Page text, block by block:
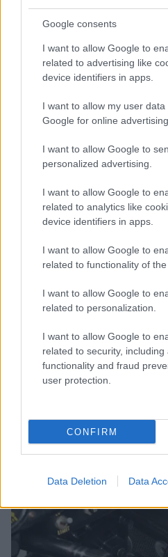
Google consents
I want to allow Google to
related to advertising like
device identifiers in apps.
I want to allow my user
Google for online
I want to allow Google to
personalized advertising.
I want to allow Google to
related to analytics like
device identifiers in apps.
I want to allow Google to
related to functionality of
I want to allow Google to
related to personalization.
I want to allow Google to
related to security, including
functionality and fraud
user protection.
CONFIRM
Data Deletion Data